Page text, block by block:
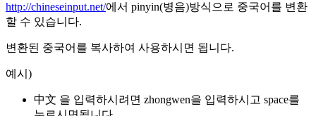
http://chineseinput.net/에서 pinyin(병음)방식으로 중국어를 변환
할 수 있습니다.
변환된 중국어를 복사하여 사용하시면 됩니다.
예시)
中文 을 입력하시려면 zhongwen을 입력하시고 space를